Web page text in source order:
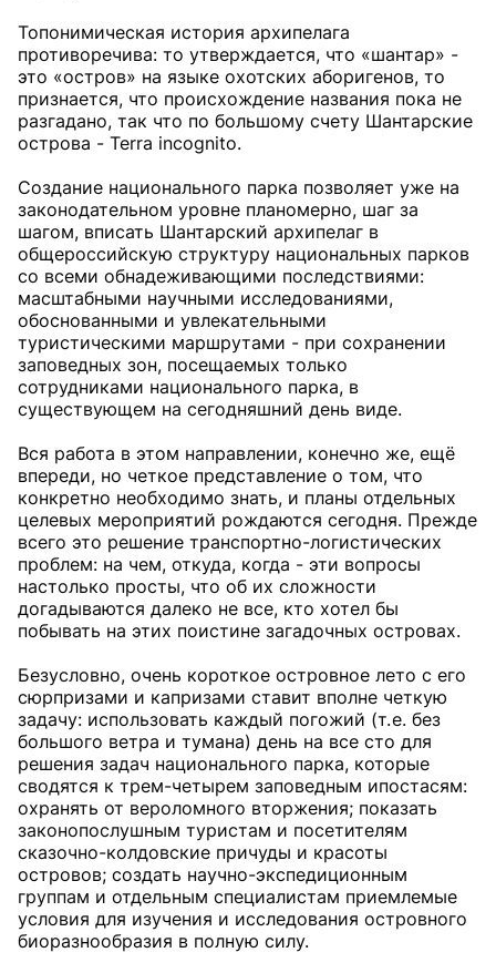
Топонимическая история архипелага
противоречива: то утверждается, что «шантар» -
это «остров» на языке охотских аборигенов, то
признается, что происхождение названия пока не
разгадано, так что по большому счету Шантарские
острова - Terra incognito.
Создание национального парка позволяет уже на
законодательном уровне планомерно, шаг за
шагом, вписать Шантарский архипелаг в
общероссийскую структуру национальных парков
со всеми обнадеживающими последствиями:
масштабными научными исследованиями,
обоснованными и увлекательными
туристическими маршрутами - при сохранении
заповедных зон, посещаемых только
сотрудниками национального парка, в
существующем на сегодняшний день виде.
Вся работа в этом направлении, конечно же, ещё
впереди, но четкое представление о том, что
конкретно необходимо знать, и планы отдельных
целевых мероприятий рождаются сегодня. Прежде
всего это решение транспортно-логистических
проблем: на чем, откуда, когда - эти вопросы
настолько просты, что об их сложности
догадываются далеко не все, кто хотел бы
побывать на этих поистине загадочных островах.
Безусловно, очень короткое островное лето с его
сюрпризами и капризами ставит вполне четкую
задачу: использовать каждый погожий (т. е. без
большого ветра и тумана) день на все сто для
решения задач национального парка, которые
сводятся к трем-четырем заповедным ипостасям:
охранять от вероломного вторжения; показать
законопослушным туристам и посетителям
сказочно-колдовские причуды и красоты
островов; создать научно-экспедиционным
группам и отдельным специалистам приемлемые
условия для изучения и исследования островного
биоразнообразия в полную силу.